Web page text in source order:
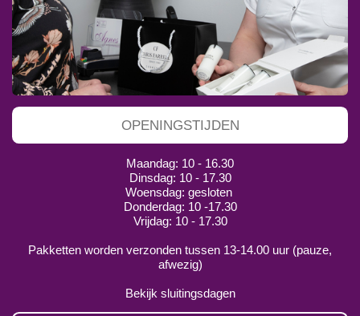
OPENINGSTIJDEN
Maandag: 10 - 16.30
Dinsdag: 10 - 17.30
Woensdag: gesloten
Donderdag: 10 -17.30
Vrijdag: 10 - 17.30
Pakketten worden verzonden tussen 13-14.00 uur (pauze,
afwezig)
Bekijk sluitingsdagen